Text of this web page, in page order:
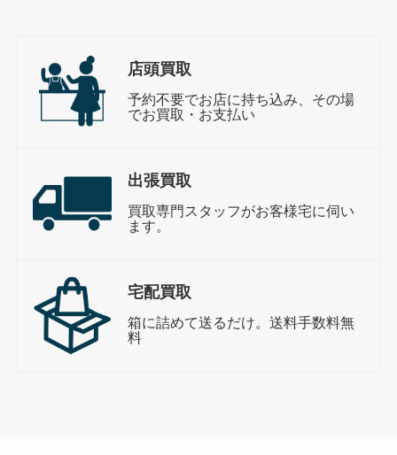
店頭買取
予約不要でお店に持ち込み、その場
でお買取・お支払い
出張買取
買取専門スタッフがお客様宅に伺い
ます。
宅配買取
箱に詰めて送るだけ。送料手数料無
料